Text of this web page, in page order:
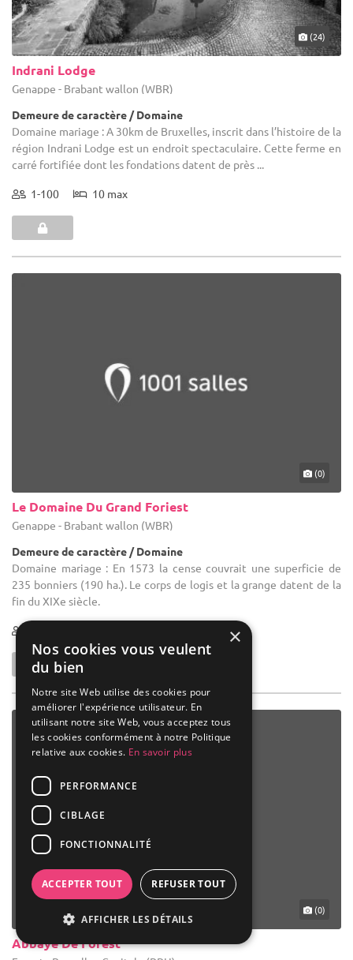
(24)
Indrani Lodge
Genappe - Brabant wallon (WBR)
Demeure de caractère / Domaine
Domaine mariage : A 30km de Bruxelles, inscrit dans l’histoire de la
région Indrani Lodge est un endroit spectaculaire. Cette ferme en
carré fortifiée dont les fondations datent de près ...
1-100 10 max
(0)
Le Domaine Du Grand Foriest
Genappe - Brabant wallon (WBR)
Demeure de caractère / Domaine
Domaine mariage : En 1573 la cense couvrait une superficie de
235 bonniers (190 ha.). Le corps de logis et la grange datent de la
fin du XIXe siècle.
(0)
Abbaye De Forest
×
Nos cookies vous veulent
du bien
Notre site Web utilise des cookies pour
améliorer l'expérience utilisateur. En
utilisant notre site Web, vous acceptez tous
les cookies conformément à notre Politique
relative aux cookies. En savoir plus
PERFORMANCE
CIBLAGE
FONCTIONNALITÉ
ACCEPTER TOUT REFUSER TOUT
AFFICHER LES DÉTAILS